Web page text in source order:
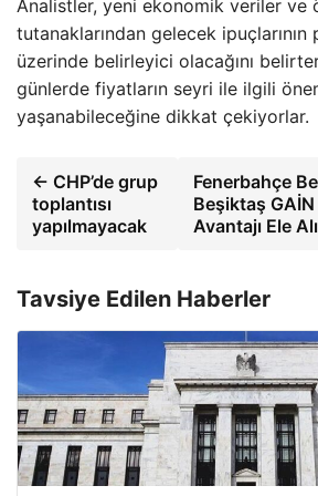
Analistler, yeni ekonomik veriler ve
tutanaklarından gelecek ipuçlarının
üzerinde belirleyici olacağını
günlerde fiyatların seyri ile ilgili
yaşanabileceğine dikkat çekiyorlar.
← CHP’de grup
toplantısı
yapılmayacak
Fenerbahçe
Beşiktaş
Avantajı Ele
Tavsiye Edilen Haberler